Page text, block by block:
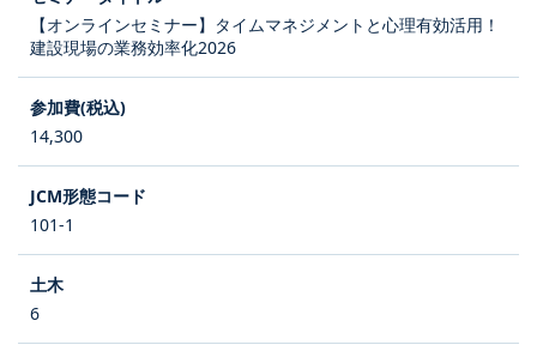
【オンラインセミナー】タイムマネジメントと心理有効活用！
建設現場の業務効率化2026
14,300
101-1
6